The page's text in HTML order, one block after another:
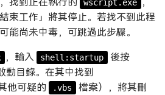
wscript.exe
束工作」將其停止。若找不到此程
能尚未中毒，可跳過此步驟。
，輸入 shell:startup
後按
動目錄。在其中找到
他可疑的 .vbs
檔案），將其刪